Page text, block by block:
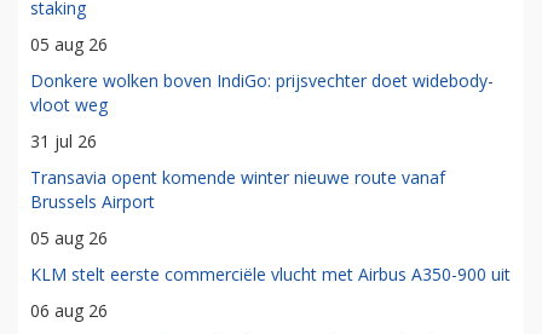
staking
05 aug 26
Donkere wolken boven IndiGo: prijsvechter doet widebody-
vloot weg
31 jul 26
Transavia opent komende winter nieuwe route vanaf
Brussels Airport
05 aug 26
KLM stelt eerste commerciële vlucht met Airbus A350-900 uit
06 aug 26